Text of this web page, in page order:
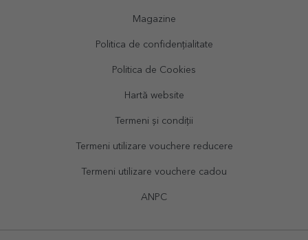
Magazine
Politica de confidențialitate
Politica de Cookies
Hartă website
Termeni și condiții
Termeni utilizare vouchere reducere
Termeni utilizare vouchere cadou
ANPC